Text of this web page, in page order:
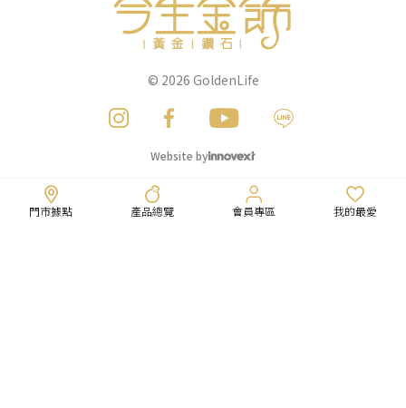
門市據點 產品總覽 會員專區 我的最愛
© 2026 GoldenLife
Website by